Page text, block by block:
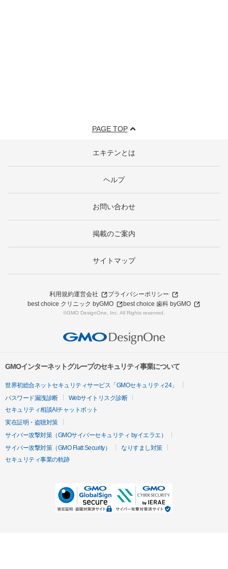
PAGE TOP
エキテンとは
ヘルプ
お問い合わせ
掲載のご案内
サイトマップ
利用規約運営会社
プライバシーポリシー
best choice クリニック byGMO
best choice 歯科 byGMO
©GMO DesignOne, Inc. All Rights reserved.
GMOインターネットグループのセキュリティ事業について
世界初総合ネットセキュリティサービス「GMOセキュリティ24」
パスワード漏洩診断
Webサイトリスク診断
セキュリティ相談AIチャットボット
実在証明・盗聴対策
サイバー攻撃対策（GMOサイバーセキュリティ byイエラエ）
サイバー攻撃対策（GMO Flatt Security）
なりすまし対策
セキュリティ事業の軌跡